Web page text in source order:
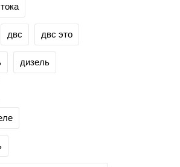
двс двс это
дизель